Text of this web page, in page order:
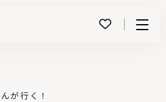
が行く！